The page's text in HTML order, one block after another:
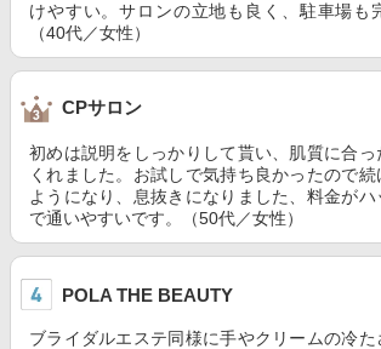
けやすい。サロンの立地も良く、駐車場も
（40代／女性）
CPサロン
初めは説明をしっかりして貰い、肌質に合
くれました。お試しで気持ち良かったので続
ようになり、息抜きになりました、料金が
で通いやすいです。（50代／女性）
POLA THE BEAUTY
ブライダルエステ同様に手やクリームの冷た